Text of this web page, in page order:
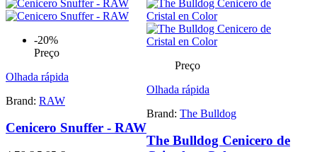
-20%
Preço
Olhada rápida
Brand: RAW
Cenicero Snuffer - RAW
Preço
Olhada rápida
Brand: The Bulldog
The Bulldog Cenicero de